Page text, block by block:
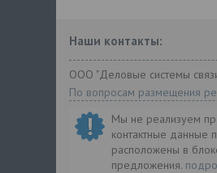
Наши контакты:
ООО "Деловые системы
По вопросам размещения
Мы не реализуем
контактные данные
расположены в
предложения.